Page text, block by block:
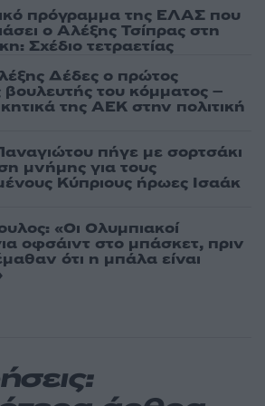
πρόγραμμα της ΕΛΑΣ που
ο Αλέξης Τσίπρας στη
Σχέδιο τετραετίας
Δέδες ο πρώτος
του κόμματος –
της ΑΕΚ στην πολιτική
πήγε με σορτσάκι
μνήμης για τους
Κύπριους ήρωες Ισαάκ
«Οι Ολυμπιακοί
οφσάιντ στο μπάσκετ, πριν
ότι η μπάλα είναι